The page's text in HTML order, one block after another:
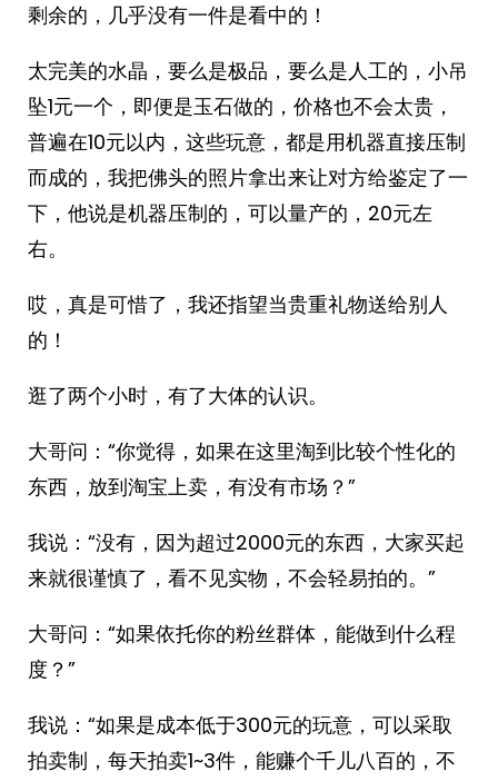
剩余的，几乎没有一件是看中的！
太完美的水晶，要么是极品，要么是人工的，小吊
坠1元一个，即便是玉石做的，价格也不会太贵，
普遍在10元以内，这些玩意，都是用机器直接压制
而成的，我把佛头的照片拿出来让对方给鉴定了一
下，他说是机器压制的，可以量产的，20元左
右。
哎，真是可惜了，我还指望当贵重礼物送给别人
的！
逛了两个小时，有了大体的认识。
大哥问：“你觉得，如果在这里淘到比较个性化的
东西，放到淘宝上卖，有没有市场？”
我说：“没有，因为超过2000元的东西，大家买起
来就很谨慎了，看不见实物，不会轻易拍的。”
大哥问：“如果依托你的粉丝群体，能做到什么程
度？”
我说：“如果是成本低于300元的玩意，可以采取
拍卖制，每天拍卖1~3件，能赚个千儿八百的，不